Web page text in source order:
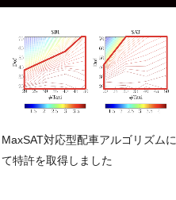
MaxSAT対応型配車アルゴリズムに
て特許を取得しました